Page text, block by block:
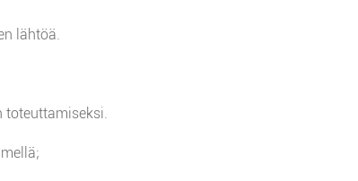
lähtöä.
toteuttamiseksi.